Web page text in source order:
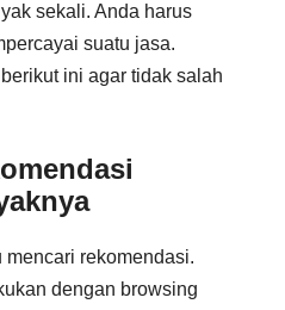
sekali. Anda harus
suatu jasa.
ini agar tidak salah
mencari rekomendasi.
dengan browsing